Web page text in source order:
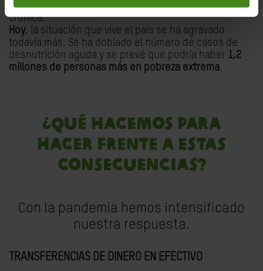
niñas menores de 5 años sufrían desnutrición
crónica.
Hoy, la situación que vive el país se ha agravado
todavía más. Se ha doblado el número de casos de
desnutrición aguda y se prevé que podría haber 1,2
millones de personas más en pobreza extrema.
¿QUÉ HACEMOS PARA
HACER FRENTE A ESTAS
CONSECUENCIAS?
Con la pandemia hemos intensificado
nuestra respuesta.
TRANSFERENCIAS DE DINERO EN EFECTIVO